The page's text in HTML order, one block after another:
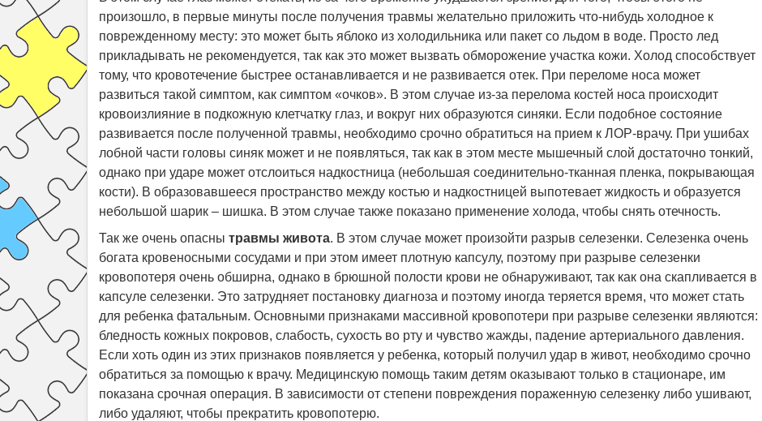
произошло, в первые минуты после получения травмы желательно приложить что-нибудь холодное к
поврежденному месту: это может быть яблоко из холодильника или пакет со льдом в воде. Просто лед
прикладывать не рекомендуется, так как это может вызвать обморожение участка кожи. Холод способствует
тому, что кровотечение быстрее останавливается и не развивается отек. При переломе носа может
развиться такой симптом, как симптом «очков». В этом случае из-за перелома костей носа происходит
кровоизлияние в подкожную клетчатку глаз, и вокруг них образуются синяки. Если подобное состояние
развивается после полученной травмы, необходимо срочно обратиться на прием к ЛОР-врачу. При ушибах
лобной части головы синяк может и не появляться, так как в этом месте мышечный слой достаточно тонкий,
однако при ударе может отслоиться надкостница (небольшая соединительно-тканная пленка, покрывающая
кости). В образовавшееся пространство между костью и надкостницей выпотевает жидкость и образуется
небольшой шарик – шишка. В этом случае также показано применение холода, чтобы снять отечность.
Так же очень опасны травмы живота. В этом случае может произойти разрыв селезенки. Селезенка очень
богата кровеносными сосудами и при этом имеет плотную капсулу, поэтому при разрыве селезенки
кровопотеря очень обширна, однако в брюшной полости крови не обнаруживают, так как она скапливается в
капсуле селезенки. Это затрудняет постановку диагноза и поэтому иногда теряется время, что может стать
для ребенка фатальным. Основными признаками массивной кровопотери при разрыве селезенки являются:
бледность кожных покровов, слабость, сухость во рту и чувство жажды, падение артериального давления.
Если хоть один из этих признаков появляется у ребенка, который получил удар в живот, необходимо срочно
обратиться за помощью к врачу. Медицинскую помощь таким детям оказывают только в стационаре, им
показана срочная операция. В зависимости от степени повреждения пораженную селезенку либо ушивают,
либо удаляют, чтобы прекратить кровопотерю.